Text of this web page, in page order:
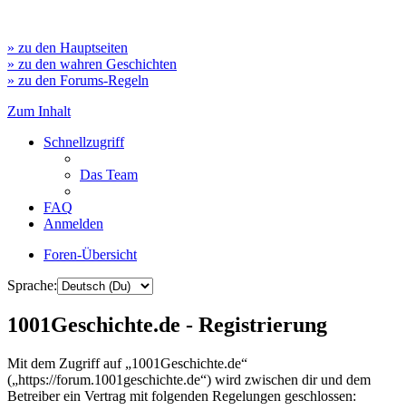
» zu den Hauptseiten
» zu den wahren Geschichten
» zu den Forums-Regeln
Zum Inhalt
Schnellzugriff
Das Team
FAQ
Anmelden
Foren-Übersicht
Sprache:
1001Geschichte.de - Registrierung
Mit dem Zugriff auf „1001Geschichte.de“
(„https://forum.1001geschichte.de“) wird zwischen dir und dem
Betreiber ein Vertrag mit folgenden Regelungen geschlossen: